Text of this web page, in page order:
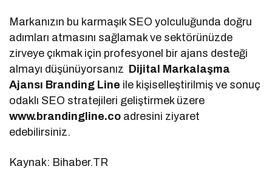
Markanızın bu karmaşık SEO yolculuğunda doğru
adımları atmasını sağlamak ve sektörünüzde
zirveye çıkmak için profesyonel bir ajans desteği
almayı düşünüyorsanız Dijital Markalaşma
Ajansı Branding Line ile kişiselleştirilmiş ve sonuç
odaklı SEO stratejileri geliştirmek üzere
www.brandingline.co adresini ziyaret
edebilirsiniz.
Kaynak: Bihaber.TR